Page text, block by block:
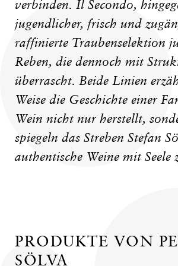
verbinden. Il Secondo,
jugendlicher, frisch und
raffinierte Traubenselektion
Reben, die dennoch mit
überrascht. Beide Linien
Weise die Geschichte einer
Wein nicht nur herstellt,
spiegeln das Streben Stefan
authentische Weine mit Seele
PRODUKTE VON
SÖLVA